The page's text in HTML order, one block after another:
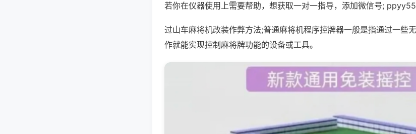
若你在仪器使用上需要帮助，想获取一对一指导，添加微信号;
过山车麻将机改装作弊方法;普通麻将机程序控牌器一般是指通过一些
作就能实现控制麻将牌功能的设备或工具。